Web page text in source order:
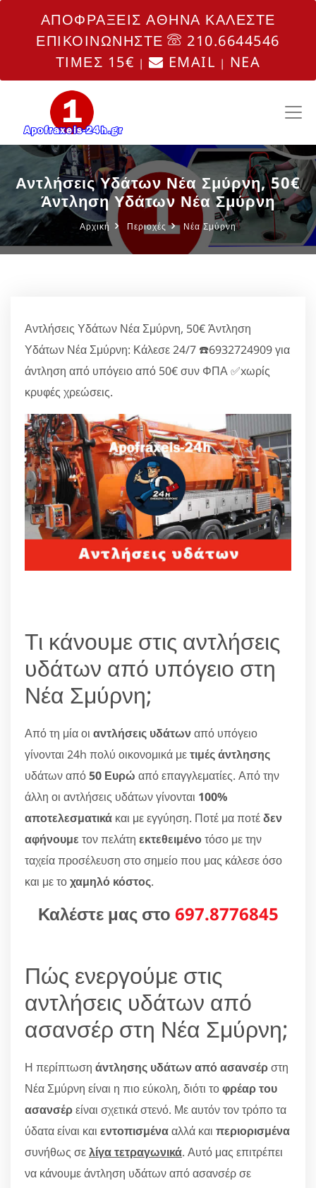
ΑΠΟΦΡΑΞΕΙΣ ΑΘΗΝΑ ΚΑΛΕΣΤΕ
ΕΠΙΚΟΙΝΩΝΗΣΤΕ
210.6644546
ΤΙΜΕΣ 15€ | EMAIL | NEA
Αντλήσεις Υδάτων Νέα Σμύρνη, 50€
Άντληση Υδάτων Νέα Σμύρνη
Αρχική Περιοχές Νέα Σμύρνη
Αντλήσεις Υδάτων Νέα Σμύρνη, 50€ Άντληση
Υδάτων Νέα Σμύρνη: Κάλεσε 24/7 ☎️6932724909 για
άντληση από υπόγειο από 50€ συν ΦΠΑ ✅xωρίς
κρυφές χρεώσεις.
Τι κάνουμε στις αντλήσεις
υδάτων από υπόγειο στη
Νέα Σμύρνη;
Από τη μία οι αντλήσεις υδάτωναπό υπόγειο
γίνονται 24h πολύ οικονομικά μετιμές άντλησης
υδάτων από50 Ευρώ από επαγγλεματίες. Από την
άλλη οι αντλήσεις υδάτων γίνονται 100%
αποτελεσματικά και με εγγύηση. Ποτέ μα ποτέδεν
αφήνουμε τον πελάτη εκτεθειμένοτόσο με την
ταχεία προσέλευση στο σημείο που μας κάλεσε όσο
και με τοχαμηλό κόστος.
Καλέστε μας στο 697.8776845
Πώς ενεργούμε στις
αντλήσεις υδάτων από
ασανσέρ στη Νέα Σμύρνη;
Η περίπτωση άντλησης υδάτων από ασανσέρστη
Νέα Σμύρνη είναι η πιο εύκολη, διότι τοφρέαρ του
ασανσέρείναι σχετικά στενό. Με αυτόν τον τρόπο τα
ύδατα είναι και εντοπισμένααλλά και περιορισμένα
συνήθως σελίγα τετραγωνικά. Αυτό μας επιτρέπει
να κάνουμε άντληση υδάτων από ασανσέρ σε